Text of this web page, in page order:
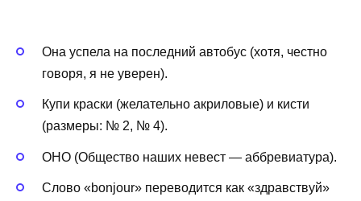
Она успела на последний автобус (хотя, честно
говоря, я не уверен).
Купи краски (желательно акриловые) и кисти
(размеры: № 2, № 4).
ОНО (Общество наших невест — аббревиатура).
Слово «bonjour» переводится как «здравствуй»